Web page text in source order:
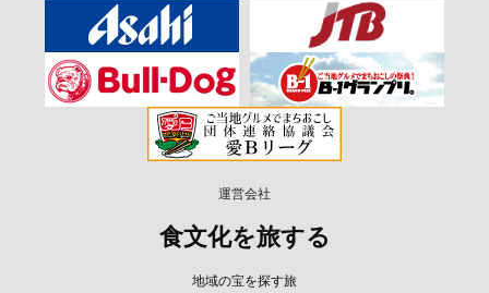
運営会社
食文化を旅する
地域の宝を探す旅